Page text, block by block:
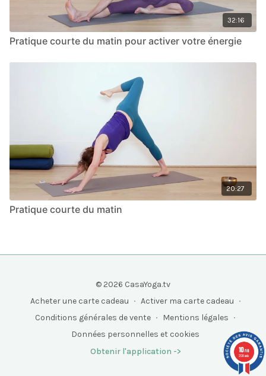
32:16
Pratique courte du matin pour activer votre énergie
20:27
Pratique courte du matin
© 2026 CasaYoga.tv
Acheter une carte cadeau ∙ Activer ma carte cadeau ∙
Conditions générales de vente ∙ Mentions légales ∙
Données personnelles et cookies
Obtenir l'application ->
10/10
208 avis